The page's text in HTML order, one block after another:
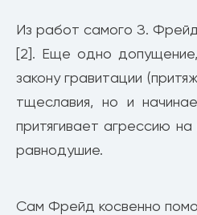
Из работ самого З.
[2]. Еще одно допущение,
закону гравитации
тщеславия, но и
притягивает агрессию
равнодушие.
Сам Фрейд косвенно